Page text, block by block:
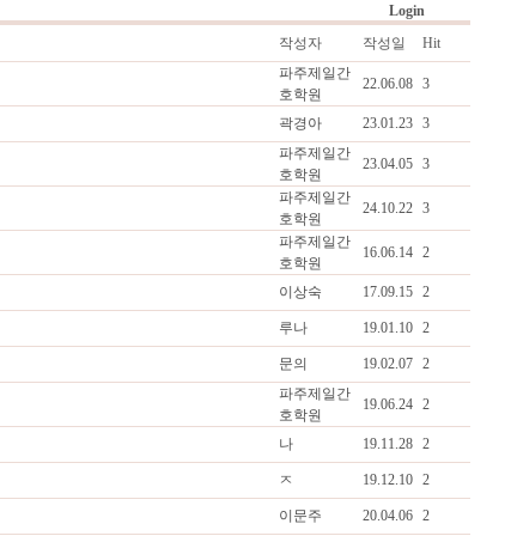
Login
작성자 작성일 Hit
파주제일간
호학원
22.06.08 3
곽경아 23.01.23 3
파주제일간
호학원
23.04.05 3
파주제일간
호학원
24.10.22 3
파주제일간
호학원
16.06.14 2
이상숙 17.09.15 2
루나 19.01.10 2
문의 19.02.07 2
파주제일간
호학원
19.06.24 2
나 19.11.28 2
ㅈ 19.12.10 2
이문주 20.04.06 2